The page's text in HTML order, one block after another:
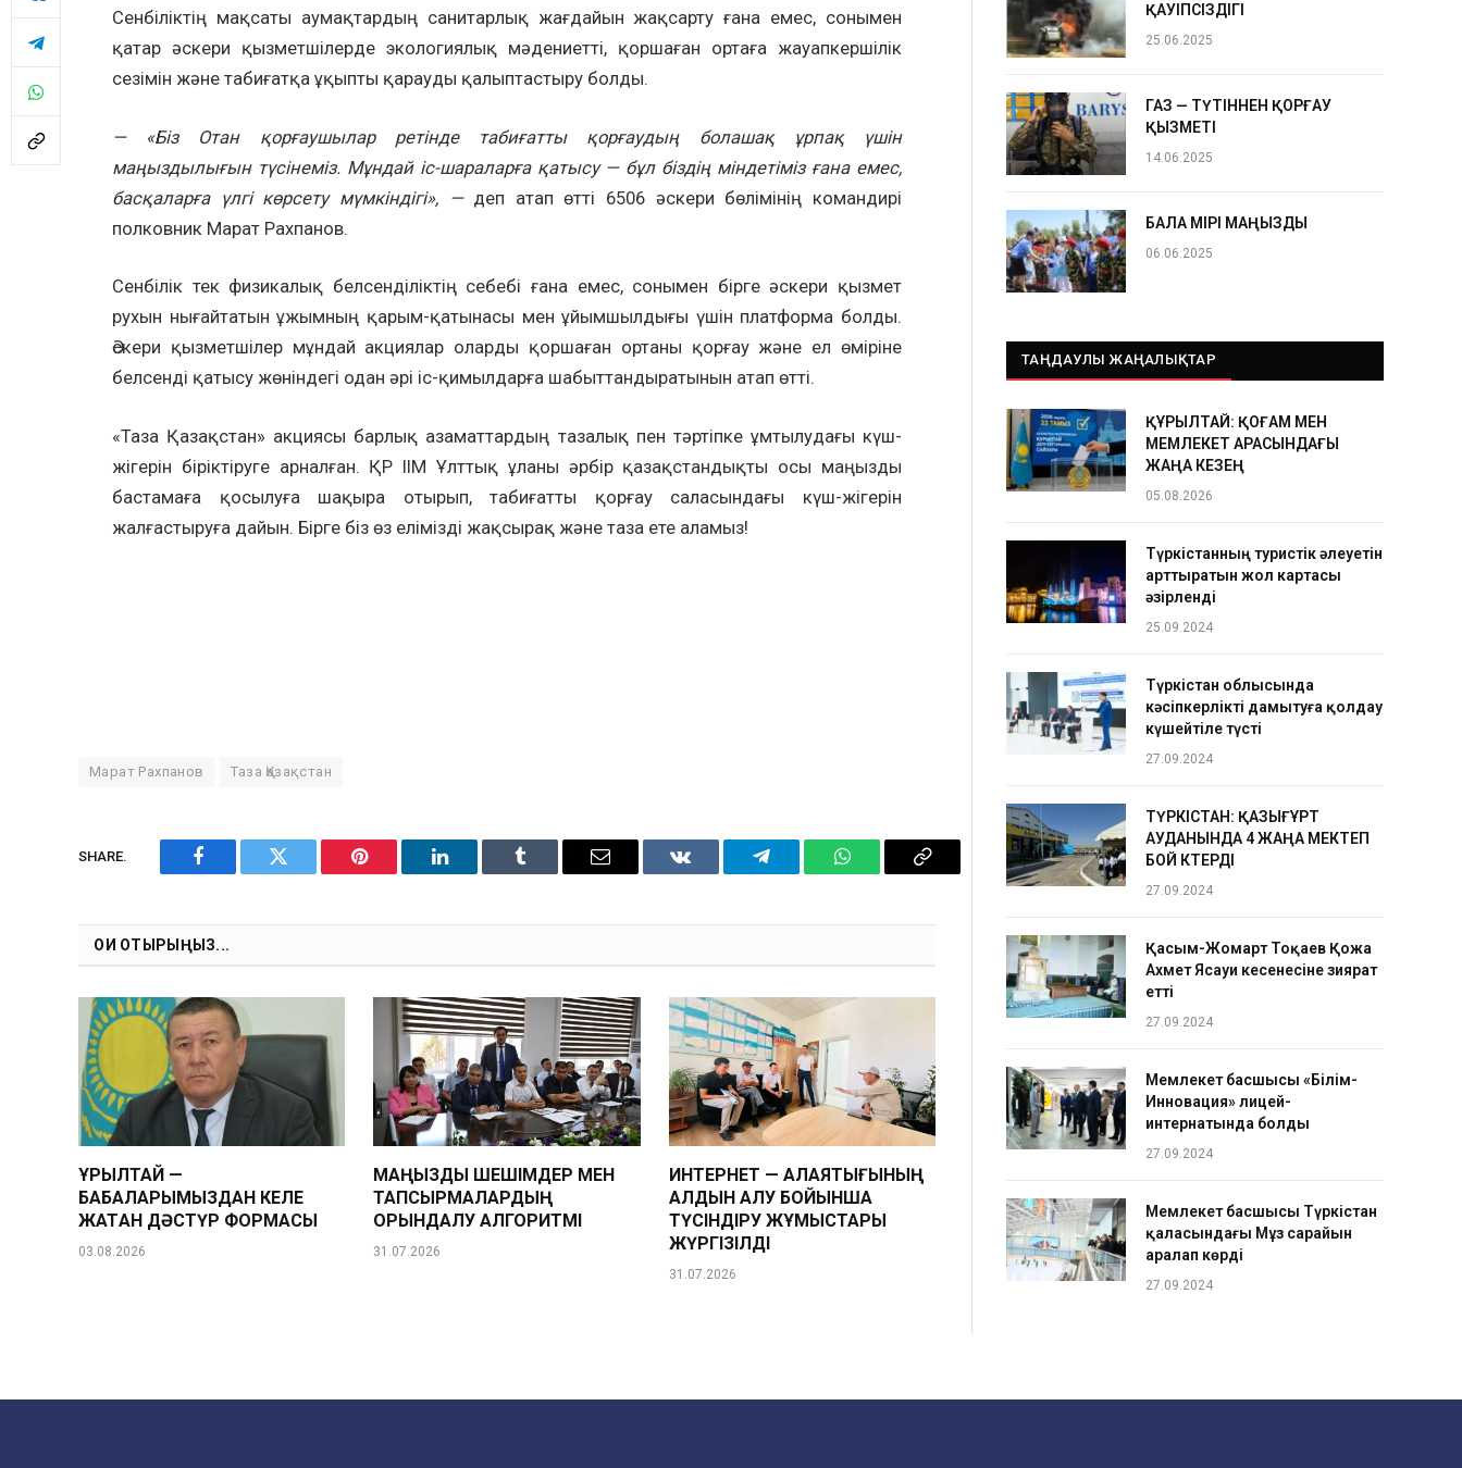
Сенбіліктің мақсаты аумақтардың санитарлық жағдайын жақсарту ғана емес, сонымен
қатар әскери қызметшілерде экологиялық мәдениетті, қоршаған ортаға жауапкершілік
сезімін және табиғатқа ұқыпты қарауды қалыптастыру болды.
— «БізОтан қорғаушылар ретінде табиғаттықорғаудың болашақ ұрпақ үшін
маңыздылығын түсінеміз. Мұндай іс-шараларға қатысу — бұл біздің міндетіміз ғана емес,
басқаларға үлгі көрсету мүмкіндігі»,—деп атап өтті 6506 әскери бөлімінің командирі
полковник Марат Рахпанов.
Сенбілік тек физикалық белсенділіктің себебі ғана емес, сонымен бірге әскери қызмет
рухын нығайтатын ұжымның қарым-қатынасы мен ұйымшылдығы үшін платформа болды.
Әскери қызметшілер мұндай акциялар оларды қоршаған ортаны қорғау және ел өміріне
белсенді қатысу жөніндегі одан әрі іс-қимылдарға шабыттандыратынын атап өтті.
«Таза Қазақстан» акциясы барлық азаматтардың тазалық пен тәртіпке ұмтылудағы күш-
жігерін біріктіруге арналған. ҚР ІІМ Ұлттық ұланы әрбір қазақстандықты осы маңызды
бастамаға қосылуға шақыра отырып, табиғатты қорғау саласындағы күш-жігерін
жалғастыруға дайын. Бірге біз өз елімізді жақсырақ және таза ете аламыз!
Марат Рахпанов Таза Қазақстан
SHARE.
Facebook Twitter Pinterest LinkedIn Tumblr Email VKontakteTelegram WhatsAppCopy
ОҚИ ОТЫРЫҢЫЗ...
ҚҰРЫЛТАЙ —
БАБАЛАРЫМЫЗДАН КЕЛЕ
ЖАТҚАН ДӘСТҮР ФОРМАСЫ
03.08.2026
МАҢЫЗДЫ ШЕШІМДЕР МЕН
ТАПСЫРМАЛАРДЫҢ
ОРЫНДАЛУ АЛГОРИТМІ
31.07.2026
ИНТЕРНЕТ — АЛАЯҚТЫҒЫНЫҢ
АЛДЫН АЛУ БОЙЫНША
ТҮСІНДІРУ ЖҰМЫСТАРЫ
ЖҮРГІЗІЛДІ
31.07.2026
ҚАУІПСІЗДІГІ
25.06.2025
ГАЗ — ТҮТІННЕН ҚОРҒАУ
ҚЫЗМЕТІ
14.06.2025
БАЛА ӨМІРІ МАҢЫЗДЫ
06.06.2025
ТАҢДАУЛЫ ЖАҢАЛЫҚТАР
ҚҰРЫЛТАЙ: ҚОҒАМ МЕН
МЕМЛЕКЕТ АРАСЫНДАҒЫ
ЖАҢА КЕЗЕҢ
05.08.2026
Түркістанның туристік әлеуетін
арттыратын жол картасы
әзірленді
25.09.2024
Түркістан облысында
кәсіпкерлікті дамытуға қолдау
күшейтіле түсті
27.09.2024
ТҮРКІСТАН: ҚАЗЫҒҰРТ
АУДАНЫНДА 4 ЖАҢА МЕКТЕП
БОЙ КӨТЕРДІ
27.09.2024
Қасым-Жомарт Тоқаев Қожа
Ахмет Ясауи кесенесіне зиярат
етті
27.09.2024
Мемлекет басшысы «Білім-
Инновация» лицей-
интернатында болды
27.09.2024
Мемлекет басшысы Түркістан
қаласындағы Мұз сарайын
аралап көрді
27.09.2024